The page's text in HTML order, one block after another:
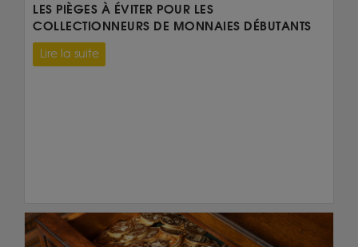
LES PIÈGES À ÉVITER POUR LES
COLLECTIONNEURS DE MONNAIES DÉBUTANTS
Lire la suite